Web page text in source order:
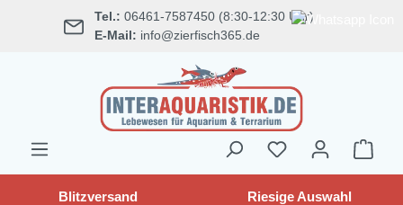
springen Tel.: 06461-7587450 (8:30-12:30 Uhr)
E-Mail: info@zierfisch365.de
Blitzversand Riesige Auswahl